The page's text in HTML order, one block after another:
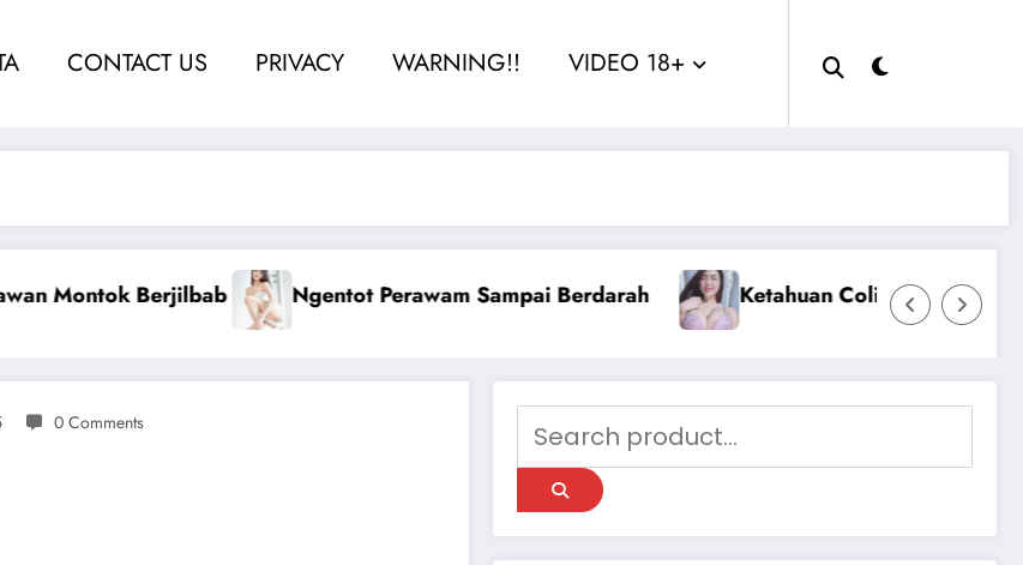
CONTACT US PRIVACY WARNING!! VIDEO 18+
Ketahuan Coli Dengan Kakak Nina Sange Berat Aku Ngentot Dengan 2 Pria
0 Comments